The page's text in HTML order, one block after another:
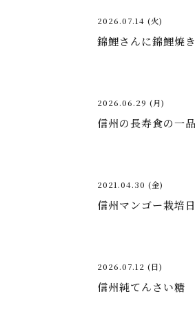
2026.07.14 (火)
錦鯉さんに錦鯉焼き
2026.06.29 (月)
信州の長寿食の一
2021.04.30 (金)
信州マンゴー栽培
2026.07.12 (日)
信州純てんさい糖